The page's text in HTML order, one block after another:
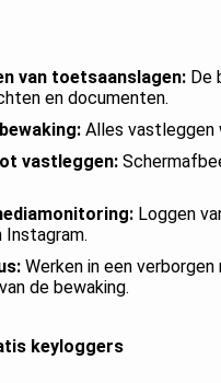
van toetsaanslagen: De
en documenten.
Alles vastleggen
vastleggen:
Loggen
Werken in een
de bewaking.
keyloggers